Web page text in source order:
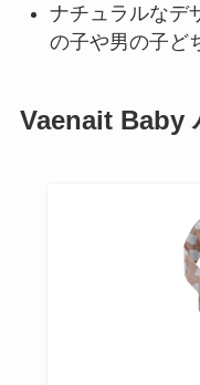
ナチュラルなデ
の子や男の子ど
Vaenait Baby